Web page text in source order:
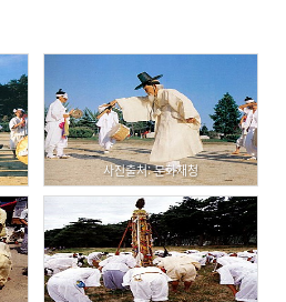
사진출처: 문화재청